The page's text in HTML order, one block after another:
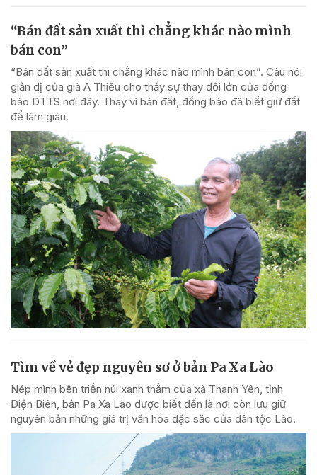
“Bán đất sản xuất thì chẳng khác nào mình
bán con”
“Bán đất sản xuất thì chẳng khác nào mình bán con”. Câu nói
giản dị của già A Thiếu cho thấy sự thay đổi lớn của đồng
bào DTTS nơi đây. Thay vì bán đất, đồng bào đã biết giữ đất
để làm giàu.
Tìm về vẻ đẹp nguyên sơ ở bản Pa Xa Lào
Nép mình bên triền núi xanh thẳm của xã Thanh Yên, tỉnh
Điện Biên, bản Pa Xa Lào được biết đến là nơi còn lưu giữ
nguyên bản những giá trị văn hóa đặc sắc của dân tộc Lào.